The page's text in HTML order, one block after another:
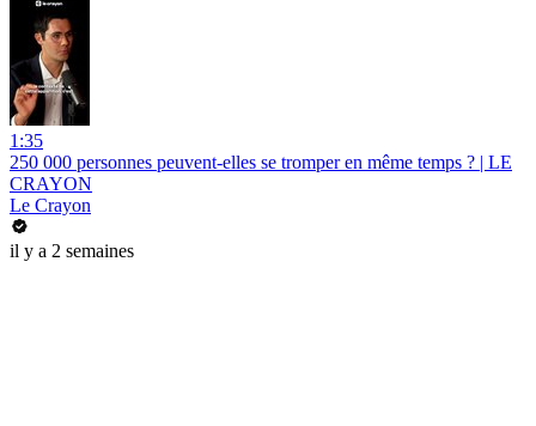
1:35
250 000 personnes peuvent-elles se tromper en même temps ? | LE
CRAYON
Le Crayon
il y a 2 semaines